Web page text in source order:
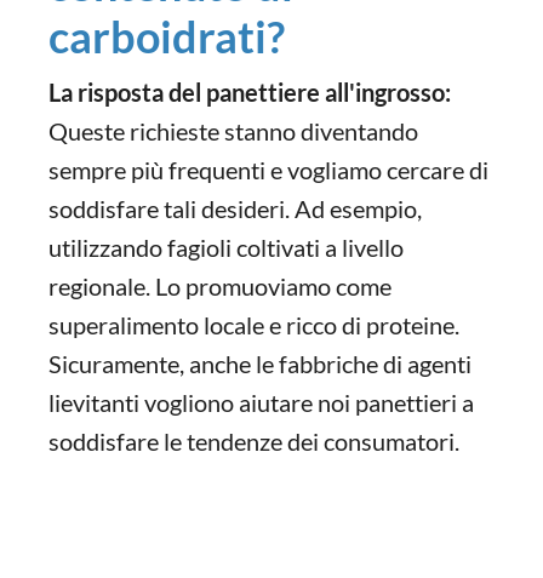
carboidrati?
La risposta del panettiere all'ingrosso:
Queste richieste stanno diventando
sempre più frequenti e vogliamo cercare di
soddisfare tali desideri. Ad esempio,
utilizzando fagioli coltivati a livello
regionale. Lo promuoviamo come
superalimento locale e ricco di proteine.
Sicuramente, anche le fabbriche di agenti
lievitanti vogliono aiutare noi panettieri a
soddisfare le tendenze dei consumatori.